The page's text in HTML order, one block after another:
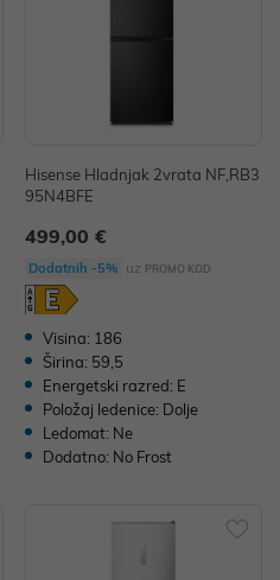
Hisense Hladnjak 2vrata NF,RB3
95N4BFE
499,00 €
Dodatnih -5% uz PROMO KOD
Visina: 186
Širina: 59,5
Energetski razred: E
Položaj ledenice: Dolje
Ledomat: Ne
Dodatno: No Frost